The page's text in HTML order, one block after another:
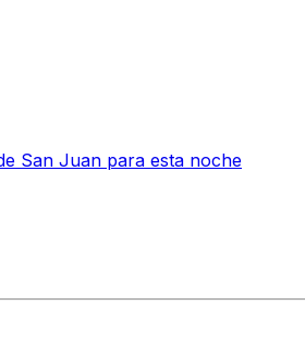
San Juan para esta noche